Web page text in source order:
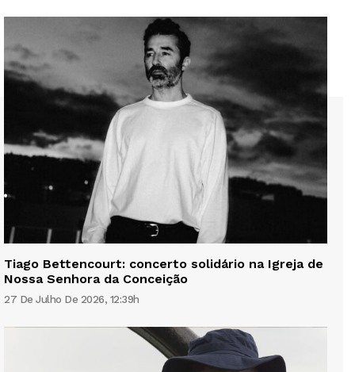
Tiago Bettencourt: concerto solidário na Igreja de
Nossa Senhora da Conceição
27 De Julho De 2026, 12:39h